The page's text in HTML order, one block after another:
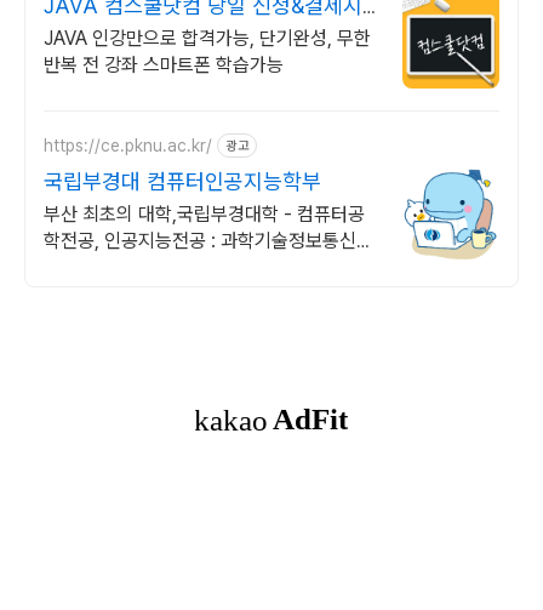
JAVA 컴스쿨닷컴 당일 신청&결제시
기프티콘!
JAVA 인강만으로 합격가능, 단기완성, 무한
반복 전 강좌 스마트폰 학습가능
https://ce.pknu.ac.kr/ 광고
국립부경대 컴퓨터인공지능학부
부산 최초의 대학,국립부경대학 - 컴퓨터공
학전공, 인공지능전공 : 과학기술정보통신부